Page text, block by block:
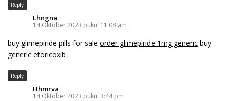
Reply
Lhngna
14 Oktober 2023 pukul 11:08 am
buy glimepiride pills for sale order glimepiride 1mg generic buy
generic etoricoxib
Reply
Hhmrva
14 Oktober 2023 pukul 3:44 pm